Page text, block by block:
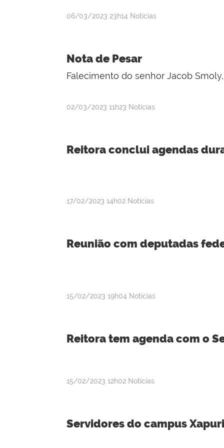
por
publicado
06/03/2023 23h14 Notícias
Nota de Pesar
Falecimento do senhor Jacob
por
publicado
02/03/2023 11h23 Notícias
Reitora conclui agendas
por
publicado
17/02/2023 14h02 Notícias
Reunião com deputadas
por
publicado
15/02/2023 19h04 Notícias
Reitora tem agenda com o
por
publicado
15/02/2023 12h02 Notícias
Servidores do campus